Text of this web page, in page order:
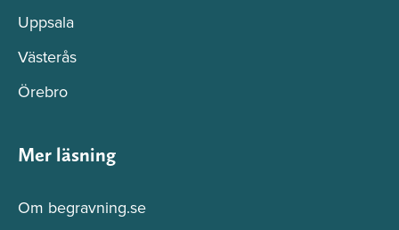
Uppsala
Västerås
Örebro
Mer läsning
Om begravning.se